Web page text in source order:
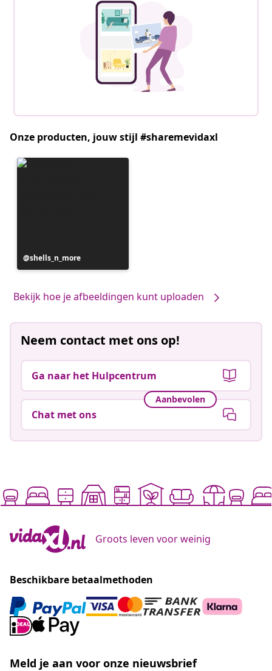
Onze producten, jouw stijl #sharemevidaxl
Bericht
gepubliceerd
shells_n_more
Bekijk hoe je afbeeldingen kunt uploaden
Neem contact met ons op!
Ga naar het Hulpcentrum
Aanbevolen
Chat met ons
Groots leven voor weinig
Beschikbare betaalmethoden
Meld je aan voor onze nieuwsbrief